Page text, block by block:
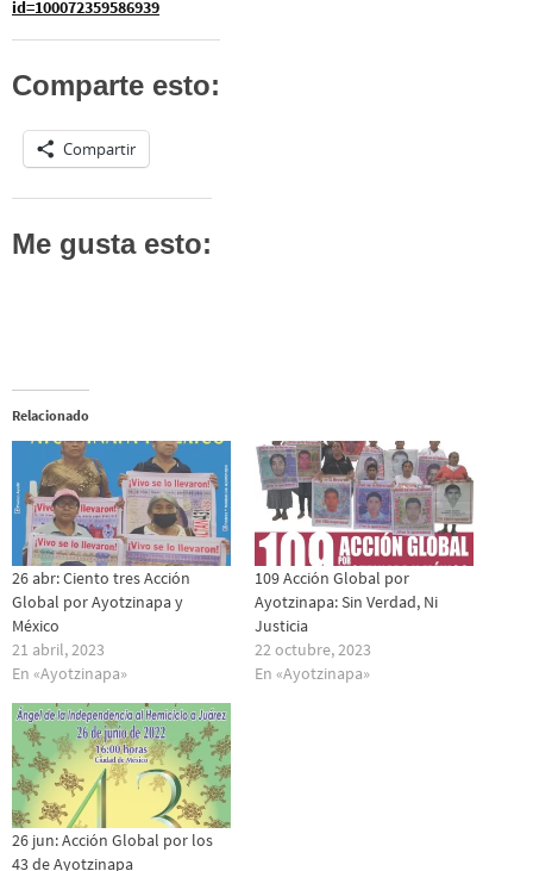
id=100072359586939
Comparte esto:
Compartir
Me gusta esto:
Relacionado
26 abr: Ciento tres Acción
Global por Ayotzinapa y
México
21 abril, 2023
En «Ayotzinapa»
109 Acción Global por
Ayotzinapa: Sin Verdad, Ni
Justicia
22 octubre, 2023
En «Ayotzinapa»
26 jun: Acción Global por los
43 de Ayotzinapa